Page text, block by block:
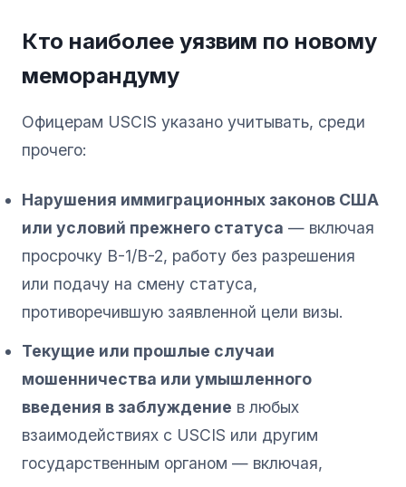
Кто наиболее уязвим по новому
меморандуму
Офицерам USCIS указано учитывать, среди
прочего:
Нарушения иммиграционных законов США
или условий прежнего статуса — включая
просрочку B-1/B-2, работу без разрешения
или подачу на смену статуса,
противоречившую заявленной цели визы.
Текущие или прошлые случаи
мошенничества или умышленного
введения в заблуждение в любых
взаимодействиях с USCIS или другим
государственным органом — включая,